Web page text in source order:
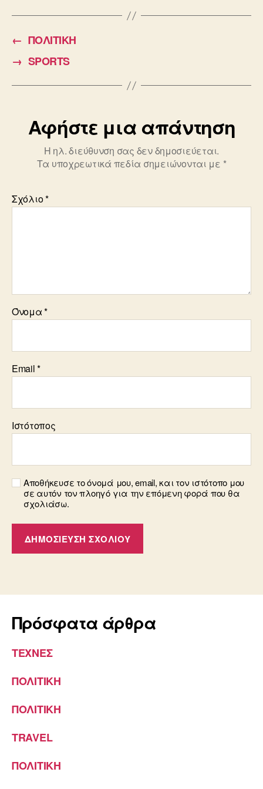
c
e
b
o
o
ailtt
← ΠΟΛΙΤΙΚΗ
→ SPORTS
Αφήστε μια απάντηση
Η ηλ. διεύθυνση σας δεν δημοσιεύεται.
Τα υποχρεωτικά πεδία σημειώνονται με *
Σχόλιο*
Όνομα*
Email*
Ιστότοπος
Αποθήκευσε το όνομά μου, email, και τον ιστότοπο μου
σε αυτόν τον πλοηγό για την επόμενη φορά που θα
σχολιάσω.
Πρόσφατα άρθρα
ΤΕΧΝΕΣ
ΠΟΛΙΤΙΚΗ
ΠΟΛΙΤΙΚΗ
TRAVEL
ΠΟΛΙΤΙΚΗ